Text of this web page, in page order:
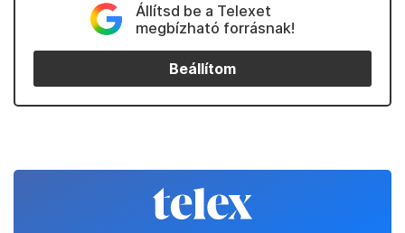
Állítsd be a Telexet
megbízható forrásnak!
Beállítom